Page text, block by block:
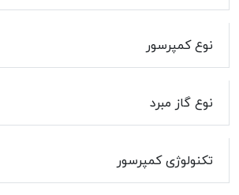
نوع کمپرسور
نوع گاز مبرد
تکنولوژی کمپرسور